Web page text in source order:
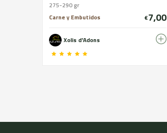
275-290 gr
Carne y Embutidos
€7,00
Xolis d'Adons